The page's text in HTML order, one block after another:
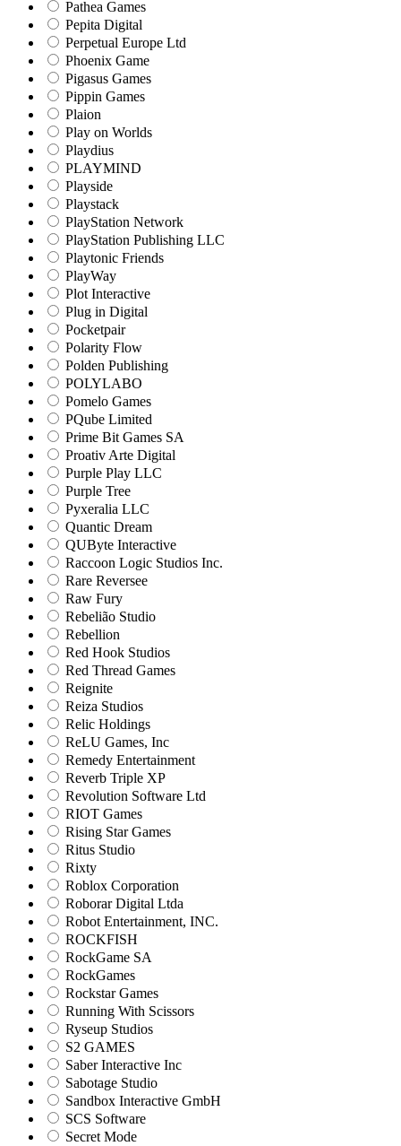
Pathea Games
Pepita Digital
Perpetual Europe Ltd
Phoenix Game
Pigasus Games
Pippin Games
Plaion
Play on Worlds
Playdius
PLAYMIND
Playside
Playstack
PlayStation Network
PlayStation Publishing LLC
Playtonic Friends
PlayWay
Plot Interactive
Plug in Digital
Pocketpair
Polarity Flow
Polden Publishing
POLYLABO
Pomelo Games
PQube Limited
Prime Bit Games SA
Proativ Arte Digital
Purple Play LLC
Purple Tree
Pyxeralia LLC
Quantic Dream
QUByte Interactive
Raccoon Logic Studios Inc.
Rare Reversee
Raw Fury
Rebelião Studio
Rebellion
Red Hook Studios
Red Thread Games
Reignite
Reiza Studios
Relic Holdings
ReLU Games, Inc
Remedy Entertainment
Reverb Triple XP
Revolution Software Ltd
RIOT Games
Rising Star Games
Ritus Studio
Rixty
Roblox Corporation
Roborar Digital Ltda
Robot Entertainment, INC.
ROCKFISH
RockGame SA
RockGames
Rockstar Games
Running With Scissors
Ryseup Studios
S2 GAMES
Saber Interactive Inc
Sabotage Studio
Sandbox Interactive GmbH
SCS Software
Secret Mode